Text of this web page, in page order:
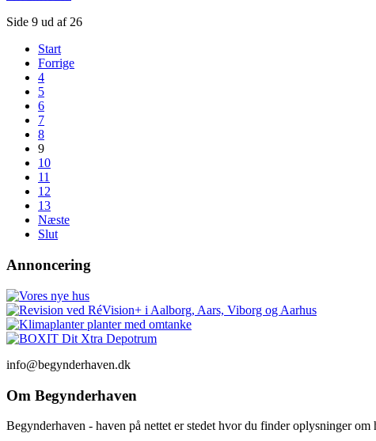
Side 9 ud af 26
Start
Forrige
4
5
6
7
8
9
10
11
12
13
Næste
Slut
Annoncering
info@begynderhaven.dk
Om Begynderhaven
Begynderhaven - haven på nettet er stedet hvor du finder oplysninger